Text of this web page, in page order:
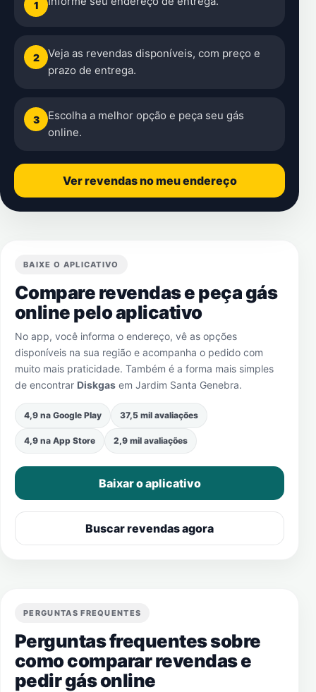
1
2
Veja as revendas disponíveis, com preço e
prazo de entrega.
3
Escolha a melhor opção e peça seu gás
online.
Ver revendas no meu endereço
BAIXE O APLICATIVO
Compare revendas e peça gás
online pelo aplicativo
No app, você informa o endereço, vê as opções
disponíveis na sua região e acompanha o pedido com
muito mais praticidade. Também é a forma mais simples
de encontrar Diskgas em Jardim Santa Genebra.
4,9 na Google Play 37,5 mil avaliações
4,9 na App Store 2,9 mil avaliações
Baixar o aplicativo
Buscar revendas agora
PERGUNTAS FREQUENTES
Perguntas frequentes sobre
como comparar revendas e
pedir gás online